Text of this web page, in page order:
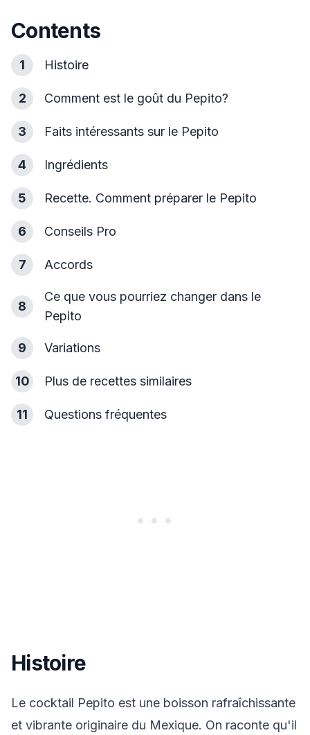
Contents
1 Histoire
2 Comment est le goût du Pepito?
3 Faits intéressants sur le Pepito
4 Ingrédients
5 Recette. Comment préparer le Pepito
6 Conseils Pro
7 Accords
8
Ce que vous pourriez changer dans le
Pepito
9 Variations
10 Plus de recettes similaires
11 Questions fréquentes
Histoire
Le cocktail Pepito est une boisson rafraîchissante
et vibrante originaire du Mexique. On raconte qu'il